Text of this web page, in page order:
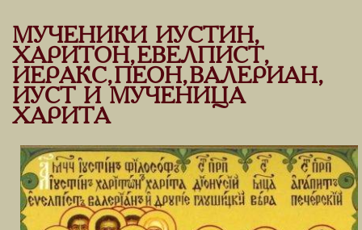
МУЧЕНИКИ ИУСТИН,
ХАРИТОН, ЕВЕЛПИСТ,
ИЕРАКС, ПЕОН, ВАЛЕРИАН,
ИУСТ И МУЧЕНИЦА
ХАРИТА